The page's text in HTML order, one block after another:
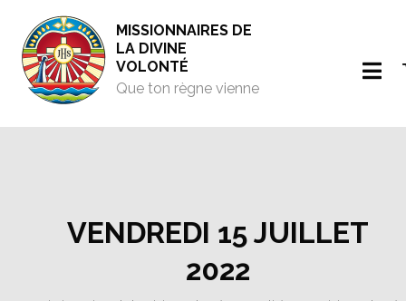
MISSIONNAIRES DE
LA DIVINE
VOLONTÉ
Que ton règne vienne
VENDREDI 15 JUILLET
2022